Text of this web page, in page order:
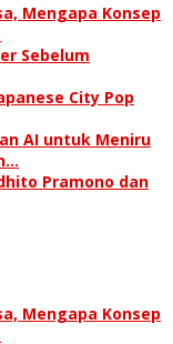
Mengapa Konsep
Sebelum
City Pop
AI untuk Meniru
Pramono dan
Mengapa Konsep